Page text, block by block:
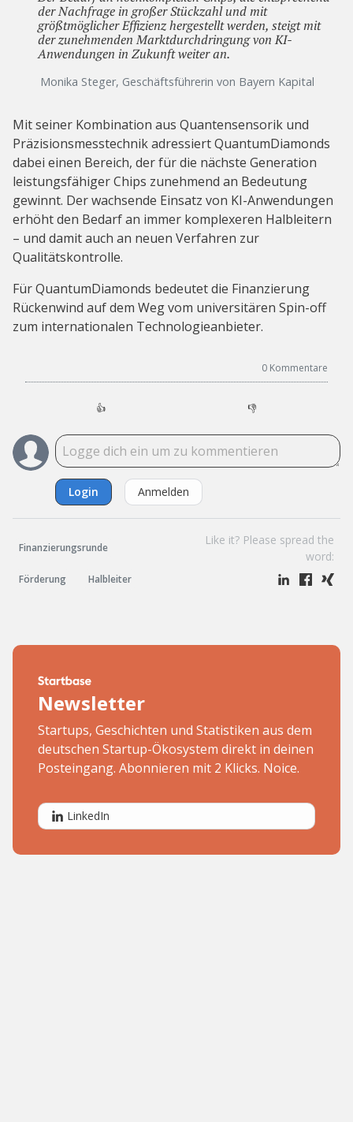
der Nachfrage in großer Stückzahl und mit
größtmöglicher Effizienz hergestellt werden, steigt mit
der zunehmenden Marktdurchdringung von KI-
Anwendungen in Zukunft weiter an.
Monika Steger, Geschäftsführerin von Bayern Kapital
Mit seiner Kombination aus Quantensensorik und
Präzisionsmesstechnik adressiert QuantumDiamonds
dabei einen Bereich, der für die nächste Generation
leistungsfähiger Chips zunehmend an Bedeutung
gewinnt. Der wachsende Einsatz von KI-Anwendungen
erhöht den Bedarf an immer komplexeren Halbleitern
– und damit auch an neuen Verfahren zur
Qualitätskontrolle.
Für QuantumDiamonds bedeutet die Finanzierung
Rückenwind auf dem Weg vom universitären Spin-off
zum internationalen Technologieanbieter.
0 Kommentare
👍 👎
Login Anmelden
Finanzierungsrunde
Förderung Halbleiter
Like it? Please spread the
word:
Newsletter
Startups, Geschichten und Statistiken aus dem
deutschen Startup-Ökosystem direkt in deinen
Posteingang. Abonnieren mit 2 Klicks. Noice.
LinkedIn